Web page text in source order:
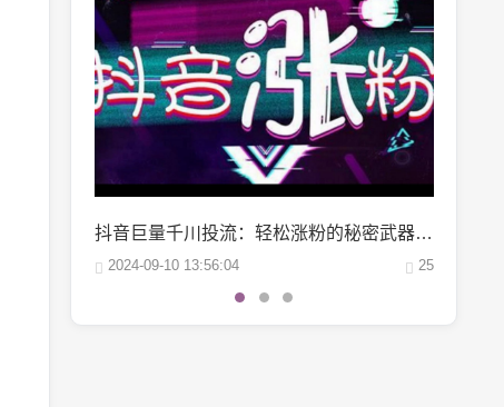
抖音巨量千川投流：轻松涨粉的秘密武器，你掌握了吗？
25
微博阅读量1万：如何轻松实现你的阅读量突破？
2024-10-04 06:00:07 22